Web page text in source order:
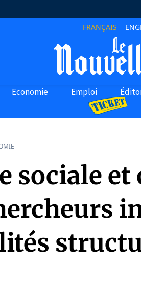
FRANÇAIS
Economie Emploi
sociale